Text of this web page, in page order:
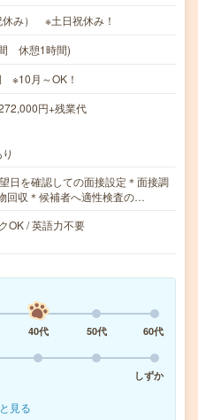
休み） ※土日祝休み！
休憩1時間)
※10月～OK！
円+残業代
日を確認しての面接設定＊面接調
回収＊候補者へ適性検査の…
OK / 英語力不要
40代 50代
60代
しずか
見る